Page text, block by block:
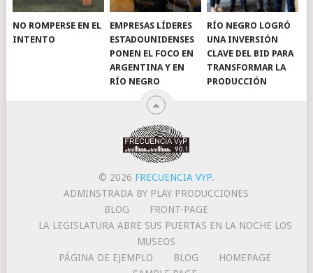
NO ROMPERSE EN EL
INTENTO
EMPRESAS LÍDERES
ESTADOUNIDENSES
PONEN EL FOCO EN
ARGENTINA Y EN
RÍO NEGRO
RÍO NEGRO LOGRÓ
UNA INVERSIÓN
CLAVE DEL BID PARA
TRANSFORMAR LA
PRODUCCIÓN
© 2026 FRECUENCIA VYP.
ADMINSTRADA BY PLAY PRODUCCIONES
BLOG
FRONT-PAGE
LA LEGISLATURA ABRE SUS PUERTAS EN LA NOCHE LOS
MUSEOS
PÁGINA DE EJEMPLO
BLOG
HOMEPAGE